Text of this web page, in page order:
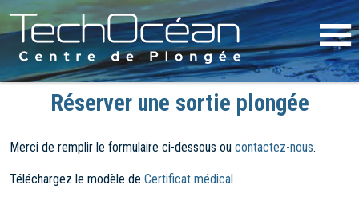
Réserver une sortie plongée
Merci de remplir le formulaire ci-dessous ou contactez-nous.
Téléchargez le modèle de Certificat médical